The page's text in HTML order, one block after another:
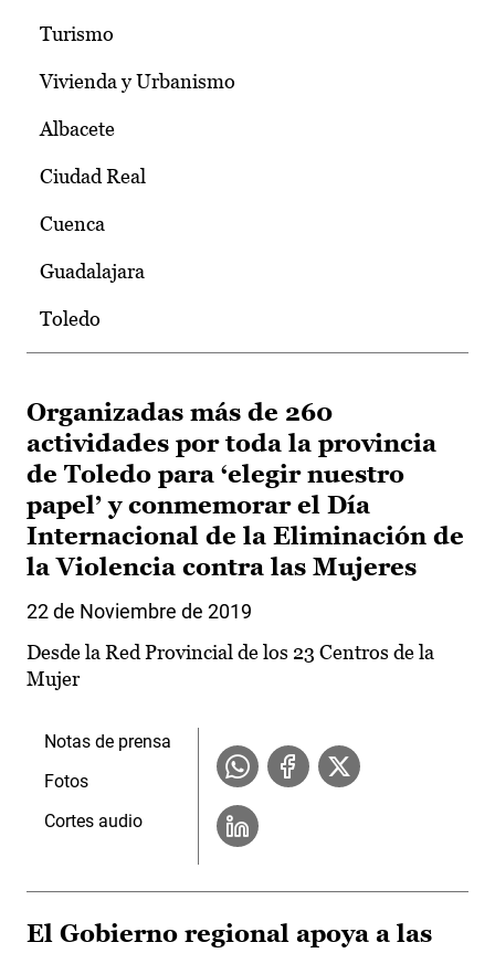
Turismo
Vivienda y Urbanismo
Albacete
Ciudad Real
Cuenca
Guadalajara
Toledo
Organizadas más de 260
actividades por toda la provincia
de Toledo para ‘elegir nuestro
papel’ y conmemorar el Día
Internacional de la Eliminación de
la Violencia contra las Mujeres
22 de Noviembre de 2019
Desde la Red Provincial de los 23 Centros de la
Mujer
Notas de prensa
Fotos
Cortes audio
El Gobierno regional apoya a las